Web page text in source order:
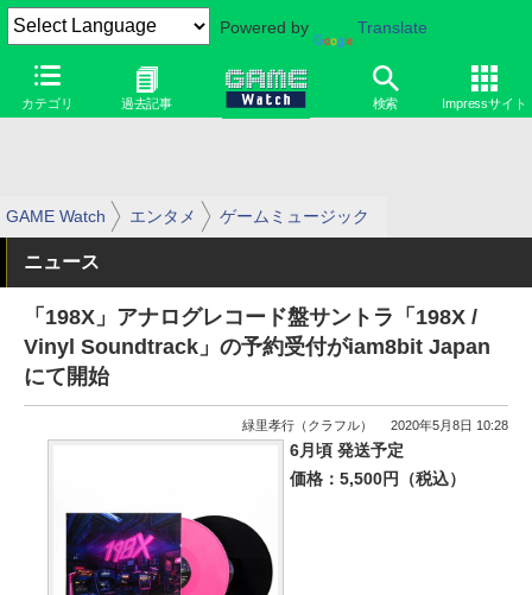
Powered by Translate
カテゴリ 過去記事 検索 Impressサイト
GAME Watch エンタメ ゲームミュージック
ニュース
「198X」アナログレコード盤サントラ「198X /
Vinyl Soundtrack」の予約受付がiam8bit Japan
にて開始
緑里孝行（クラフル） 2020年5月8日 10:28
6月頃 発送予定
価格：5,500円（税込）